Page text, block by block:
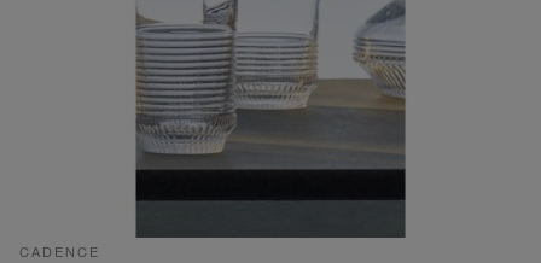
CADENCE